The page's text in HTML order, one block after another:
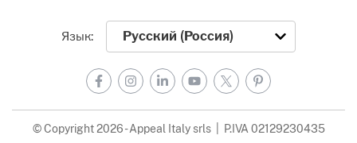
Язык:
FacebookInstagram
LinkedInYouTube
X Pinterest
© Copyright 2026 - Appeal Italy srls | P.IVA 02129230435